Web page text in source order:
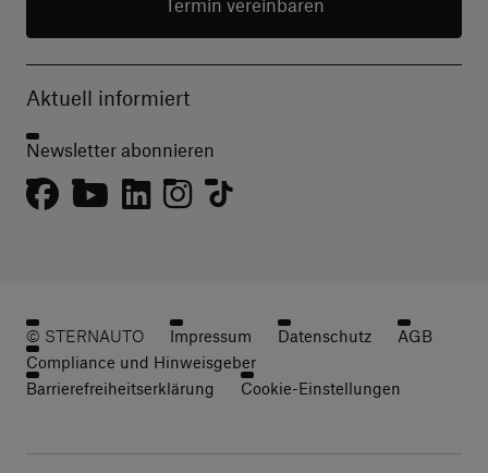
Aktuell informiert
Newsletter abonnieren
© STERNAUTO Impressum Datenschutz
AGB
Compliance und Hinweisgeber
Barrierefreiheitserklärung
Cookie-Einstellungen